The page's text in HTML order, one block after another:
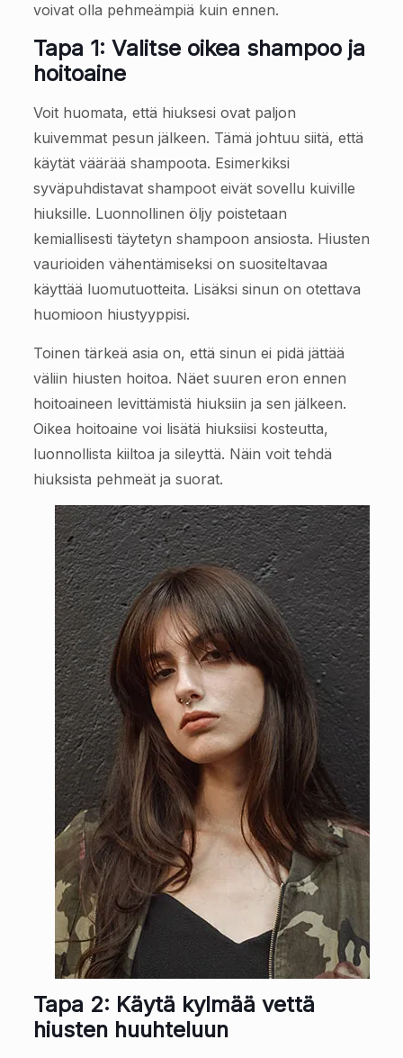
voivat olla pehmeämpiä kuin ennen.
Tapa 1: Valitse oikea shampoo ja
hoitoaine
Voit huomata, että hiuksesi ovat paljon
kuivemmat pesun jälkeen. Tämä johtuu siitä, että
käytät väärää shampoota. Esimerkiksi
syväpuhdistavat shampoot eivät sovellu kuiville
hiuksille. Luonnollinen öljy poistetaan
kemiallisesti täytetyn shampoon ansiosta. Hiusten
vaurioiden vähentämiseksi on suositeltavaa
käyttää luomutuotteita. Lisäksi sinun on otettava
huomioon hiustyyppisi.
Toinen tärkeä asia on, että sinun ei pidä jättää
väliin hiusten hoitoa. Näet suuren eron ennen
hoitoaineen levittämistä hiuksiin ja sen jälkeen.
Oikea hoitoaine voi lisätä hiuksiisi kosteutta,
luonnollista kiiltoa ja sileyttä. Näin voit tehdä
hiuksista pehmeät ja suorat.
Tapa 2: Käytä kylmää vettä
hiusten huuhteluun